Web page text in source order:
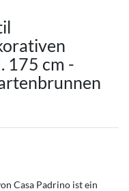
175 cm -
Casa Padrino ist ein